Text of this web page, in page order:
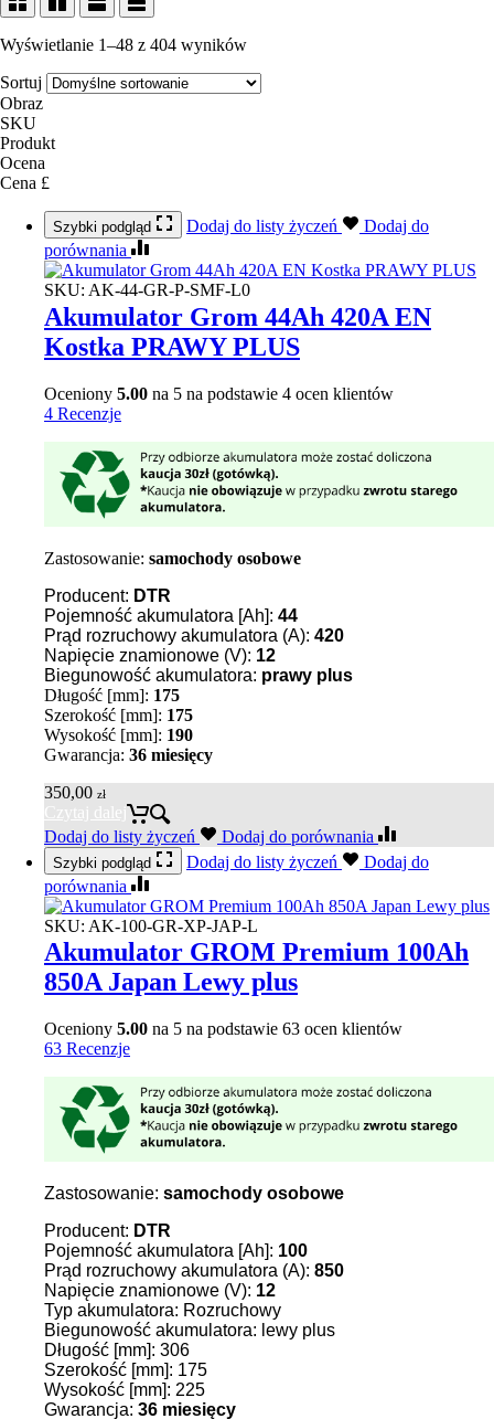
Wyświetlanie 1–48 z 404 wyników
Sortuj
Obraz
SKU
Produkt
Ocena
Cena £
Szybki podgląd Dodaj do listy życzeń
Dodaj do
porównania
SKU: AK-44-GR-P-SMF-L0
Akumulator Grom 44Ah 420A EN
Kostka PRAWY PLUS
Oceniony 5.00 na 5 na podstawie 4 ocen klientów
4 Recenzje
Zastosowanie: samochody osobowe
Producent: DTR
Pojemność akumulatora [Ah]: 44
Prąd rozruchowy akumulatora (A): 420
Napięcie znamionowe (V): 12
Biegunowość akumulatora: prawy plus
Długość [mm]: 175
Szerokość [mm]: 175
Wysokość [mm]: 190
Gwarancja: 36 miesięcy
350,00 zł
Czytaj dalej
Dodaj do listy życzeń
Dodaj do porównania
Szybki podgląd Dodaj do listy życzeń
Dodaj do
porównania
SKU: AK-100-GR-XP-JAP-L
Akumulator GROM Premium 100Ah
850A Japan Lewy plus
Oceniony 5.00 na 5 na podstawie 63 ocen klientów
63 Recenzje
Zastosowanie: samochody osobowe
Producent: DTR
Pojemność akumulatora [Ah]: 100
Prąd rozruchowy akumulatora (A): 850
Napięcie znamionowe (V): 12
Typ akumulatora: Rozruchowy
Biegunowość akumulatora: lewy plus
Długość [mm]: 306
Szerokość [mm]: 175
Wysokość [mm]: 225
Gwarancja: 36 miesięcy